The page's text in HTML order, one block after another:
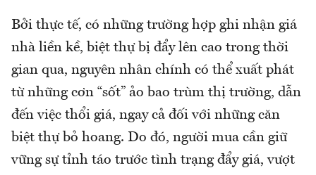
Bởi thực tế, có những trường hợp ghi nhận giá
nhà liền kề, biệt thự bị đẩy lên cao trong thời
gian qua, nguyên nhân chính có thể xuất phát
từ những cơn “sốt” ảo bao trùm thị trường, dẫn
đến việc thổi giá, ngay cả đối với những căn
biệt thự bỏ hoang. Do đó, người mua cần giữ
vững sự tỉnh táo trước tình trạng đẩy giá, vượt